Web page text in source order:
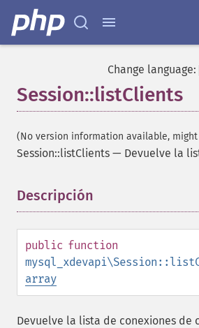
Change language:
Session::listClients
(No version information available,
Session::listClients — Devuelve la
Descripción
public function
array
Devuelve la lista de conexiones de